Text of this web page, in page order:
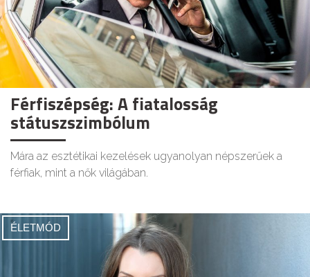
Férfiszépség: A fiatalosság
státuszszimbólum
Mára az esztétikai kezelések ugyanolyan népszerűek a
férfiak, mint a nők világában.
ÉLETMÓD